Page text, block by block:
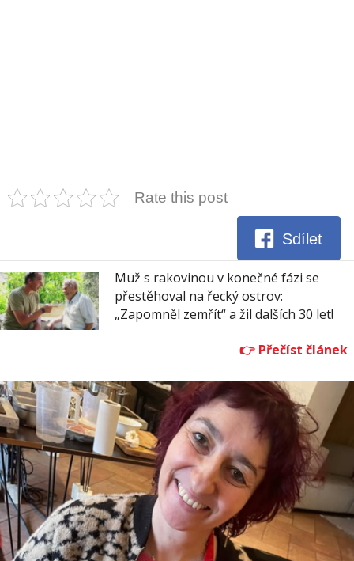
Rate this post
Sdílet
Muž s rakovinou v konečné fázi se
přestěhoval na řecký ostrov:
„Zapomněl zemřít“ a žil dalších 30 let!